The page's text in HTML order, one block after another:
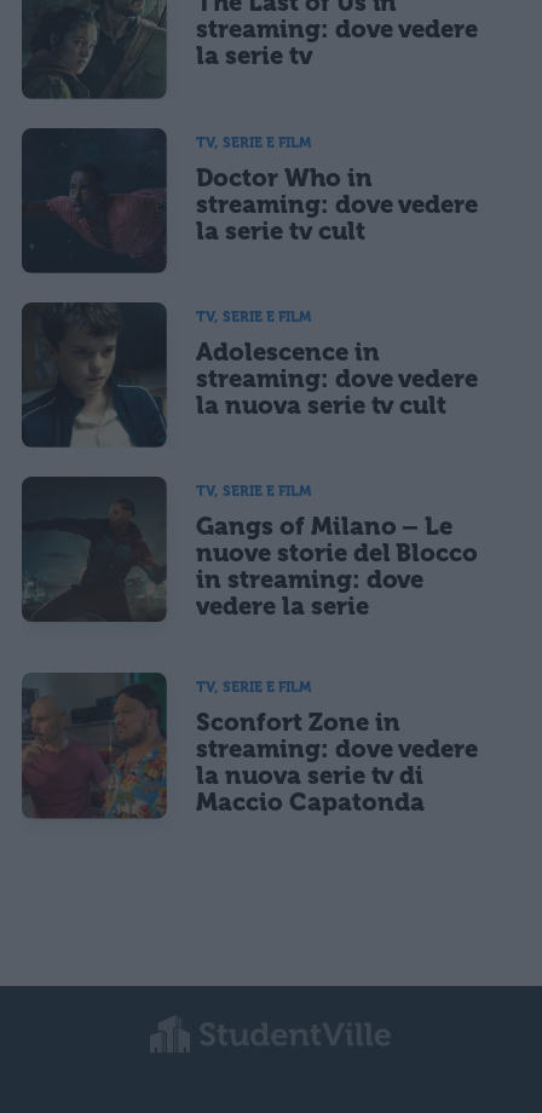
streaming: dove vedere
la serie tv
TV, SERIE E FILM
Doctor Who in
streaming: dove vedere
la serie tv cult
TV, SERIE E FILM
Adolescence in
streaming: dove vedere
la nuova serie tv cult
TV, SERIE E FILM
Gangs of Milano – Le
nuove storie del Blocco
in streaming: dove
vedere la serie
TV, SERIE E FILM
Sconfort Zone in
streaming: dove vedere
la nuova serie tv di
Maccio Capatonda